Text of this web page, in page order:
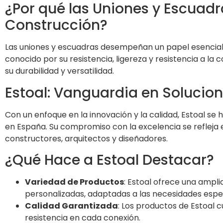
¿Por qué las Uniones y
Construcción?
Las uniones y escuadras desempeñan un papel
conocido por su resistencia, ligereza y resistencia a
su durabilidad y versatilidad.
Estoal: Vanguardia en
Con un enfoque en la innovación y la calidad, Estoal
en España. Su compromiso con la excelencia se
constructores, arquitectos y diseñadores.
¿Qué Hace a Estoal Destacar?
Variedad de Productos: Estoal ofrece una
personalizadas, adaptadas a las necesidades
Calidad Garantizada: Los productos de Estoal
resistencia en cada conexión.